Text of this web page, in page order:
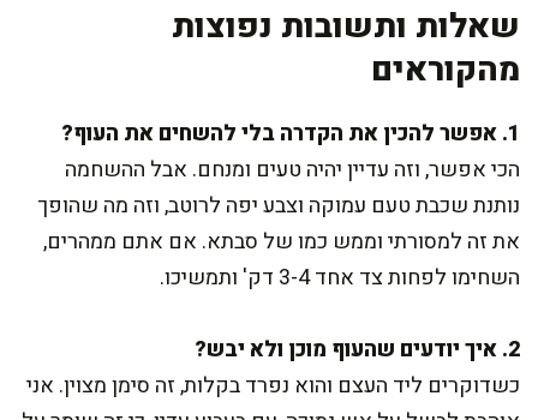
שאלות ותשובות נפוצות
מהקוראים
1. אפשר להכין את הקדרה בלי להשחים את העוף?
הכי אפשר, וזה עדיין יהיה טעים ומנחם. אבל ההשחמה
נותנת שכבת טעם עמוקה וצבע יפה לרוטב, וזה מה שהופך
את זה למסורתי וממש כמו של סבתא. אם אתם ממהרים,
השחימו לפחות צד אחד 3-4 דק' ותמשיכו.
2. איך יודעים שהעוף מוכן ולא יבש?
כשדוקרים ליד העצם והוא נפרד בקלות, זה סימן מצוין. אני